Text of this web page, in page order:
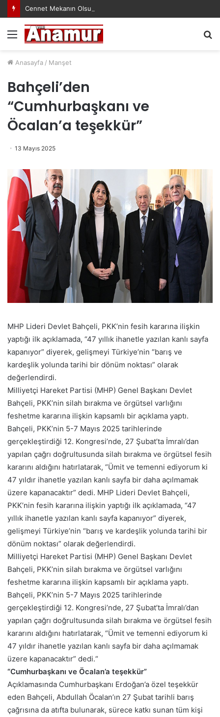
Cennet Mekanın Olsun Duygu Öksüz Canova
Menü
Anasayfa / Manşet
Bahçeli’den
“Cumhurbaşkanı ve
Öcalan’a teşekkür”
13 Mayıs 2025
MHP Lideri Devlet Bahçeli, PKK’nin fesih kararına ilişkin
yaptığı ilk açıklamada, “47 yıllık ihanetle yazılan kanlı sayfa
kapanıyor” diyerek, gelişmeyi Türkiye’nin “barış ve
kardeşlik yolunda tarihi bir dönüm noktası” olarak
değerlendirdi.
Milliyetçi Hareket Partisi (MHP) Genel Başkanı Devlet
Bahçeli, PKK’nin silah bırakma ve örgütsel varlığını
feshetme kararına ilişkin kapsamlı bir açıklama yaptı.
Bahçeli, PKK’nin 5-7 Mayıs 2025 tarihlerinde
gerçekleştirdiği 12. Kongresi’nde, 27 Şubat’ta İmralı’dan
yapılan çağrı doğrultusunda silah bırakma ve örgütsel fesih
kararını aldığını hatırlatarak, “Ümit ve temenni ediyorum ki
47 yıldır ihanetle yazılan kanlı sayfa bir daha açılmamak
üzere kapanacaktır” dedi. MHP Lideri Devlet Bahçeli,
PKK’nin fesih kararına ilişkin yaptığı ilk açıklamada, “47
yıllık ihanetle yazılan kanlı sayfa kapanıyor” diyerek,
gelişmeyi Türkiye’nin “barış ve kardeşlik yolunda tarihi bir
dönüm noktası” olarak değerlendirdi.
Milliyetçi Hareket Partisi (MHP) Genel Başkanı Devlet
Bahçeli, PKK’nin silah bırakma ve örgütsel varlığını
feshetme kararına ilişkin kapsamlı bir açıklama yaptı.
Bahçeli, PKK’nin 5-7 Mayıs 2025 tarihlerinde
gerçekleştirdiği 12. Kongresi’nde, 27 Şubat’ta İmralı’dan
yapılan çağrı doğrultusunda silah bırakma ve örgütsel fesih
kararını aldığını hatırlatarak, “Ümit ve temenni ediyorum ki
47 yıldır ihanetle yazılan kanlı sayfa bir daha açılmamak
üzere kapanacaktır” dedi.“
“Cumhurbaşkanı ve Öcalan’a teşekkür”
Açıklamasında Cumhurbaşkanı Erdoğan’a özel teşekkür
eden Bahçeli, Abdullah Öcalan’ın 27 Şubat tarihli barış
çağrısına da atıfta bulunarak, sürece katkı sunan tüm kişi